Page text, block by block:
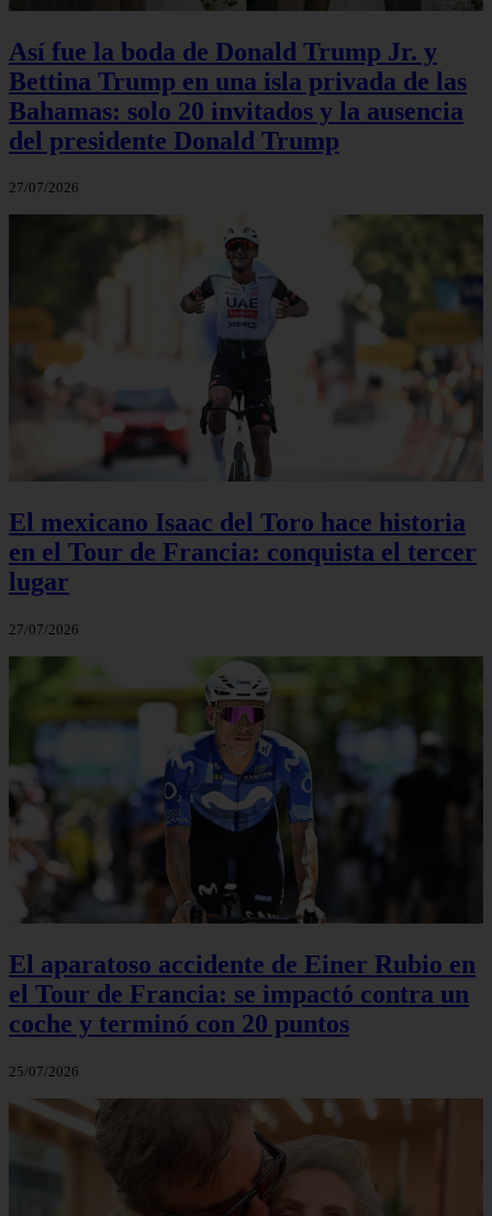
Así fue la boda de Donald Trump Jr. y
Bettina Trump en una isla privada de las
Bahamas: solo 20 invitados y la ausencia
del presidente Donald Trump
27/07/2026
El mexicano Isaac del Toro hace historia
en el Tour de Francia: conquista el tercer
lugar
27/07/2026
El aparatoso accidente de Einer Rubio en
el Tour de Francia: se impactó contra un
coche y terminó con 20 puntos
25/07/2026